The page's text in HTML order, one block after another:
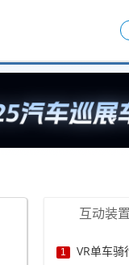
互动装置
1 VR单车骑